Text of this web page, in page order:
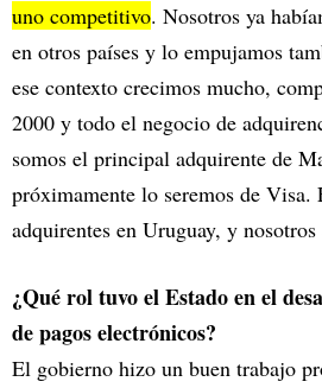
uno competitivo. Nosotros ya
en otros países y lo empujamos
ese contexto crecimos mucho,
2000 y todo el negocio de
somos el principal adquirente de
próximamente lo seremos de Visa.
adquirentes en Uruguay, y
¿Qué rol tuvo el Estado en el
de pagos electrónicos?
El gobierno hizo un buen trabajo